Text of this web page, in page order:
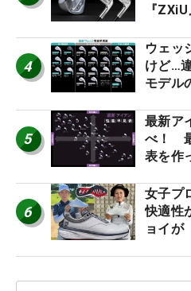
『
4
ウェッ
けど…
モデル
5
最新ア
べ！
表を作
6
女子プ
快適性
ョイが